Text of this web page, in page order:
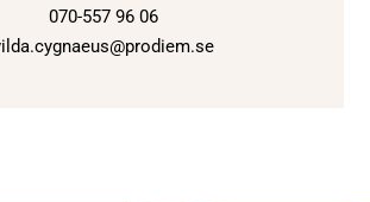
070-557 96 06